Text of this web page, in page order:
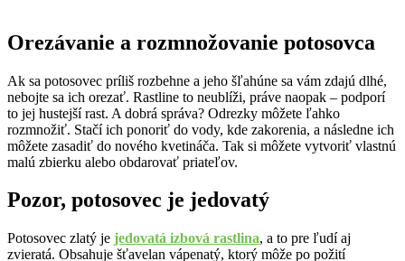
Orezávanie a rozmnožovanie potosovca
Ak sa potosovec príliš rozbehne a jeho šľahúne sa vám zdajú dlhé,
nebojte sa ich orezať. Rastline to neublíži, práve naopak – podporí
to jej hustejší rast. A dobrá správa? Odrezky môžete ľahko
rozmnožiť. Stačí ich ponoriť do vody, kde zakorenia, a následne ich
môžete zasadiť do nového kvetináča. Tak si môžete vytvoriť vlastnú
malú zbierku alebo obdarovať priateľov.
Pozor, potosovec je jedovatý
Potosovec zlatý je jedovatá izbová rastlina, a to pre ľudí aj
zvieratá. Obsahuje šťavelan vápenatý, ktorý môže po požití